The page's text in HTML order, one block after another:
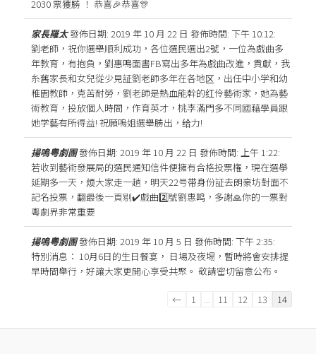
2030 票獲勝 ！ 恭喜🎉恭喜🎊
家長羅太發佈日期: 2019 年 10 月 22 日 發佈時間: 下午 10:12:
劉老師，祝你選舉順利成功，各位選民選出2號，一位為戲曲多
年教育，有抱負，劉惠鳴面書FB寫出多年為戲曲改進，貢獻，我
糸舊家長和女兒從少見証劉老師多年在各地区，出任中小学和幼
稚園教師，克苦耐勞，劉老師是熱血能幹的红伶藝術家，她為藝
術教育，投放個人時間，作育英才，桃李滿門多不同國藉學員跟
她学藝有所得益! 祝願嗚姐選舉勝出，给力!
揚鳴粤劇團發佈日期: 2019 年 10 月 22 日 發佈時間: 上午 1:22:
若收到藝術發展局的選民通知信件便擁有合格投票権，現在選擧
延期多一天，烦大家走一趟，明天22号带身份証去朗豪坊對面不
記名投票，翻最後一頁剔✔️戲曲2️⃣號劉惠鸣，多謝🙏你的一票對
粵劇界非常重要
揚鳴粤劇團發佈日期: 2019 年 10 月 5 日 發佈時間: 下午 2:35:
特別消息： 10月6日的生日餐宴， 日場及夜埸，暫時將會安排提
早時間舉行，好讓大家更開心享受共聚。 敬請密切留意公布。
訪
留
← 1 ... 11 12 13 14